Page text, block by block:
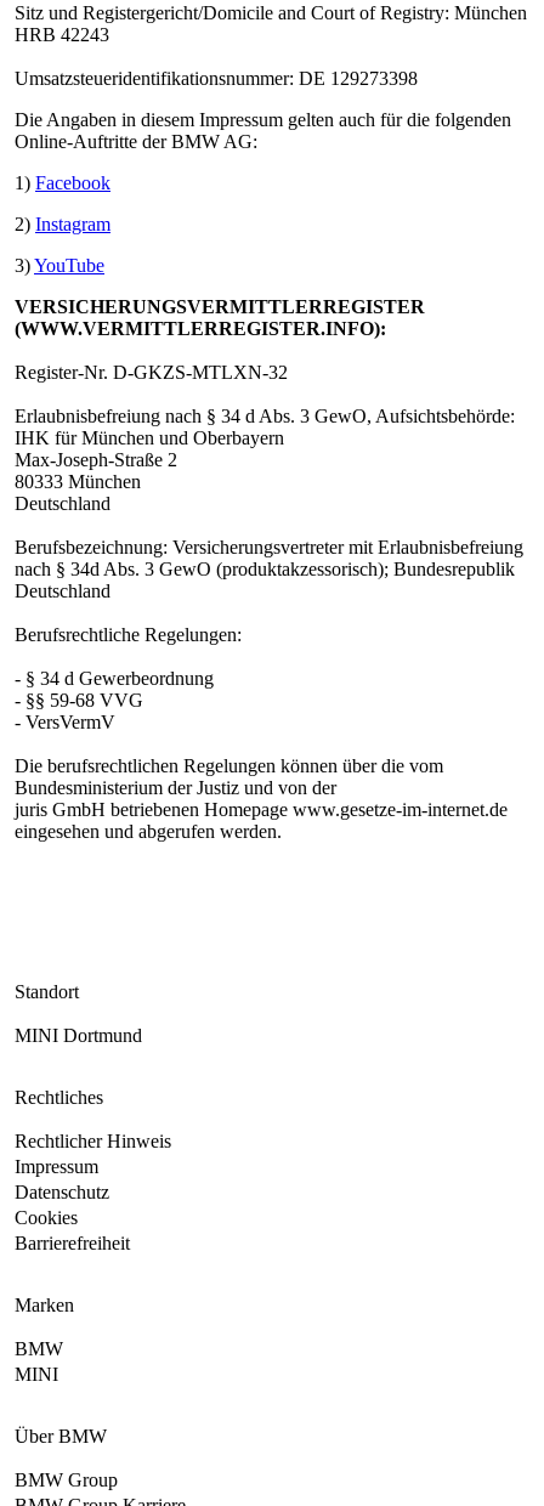
Sitz und Registergericht/Domicile and Court of Registry: München
HRB 42243
Umsatzsteueridentifikationsnummer: DE 129273398
Die Angaben in diesem Impressum gelten auch für die folgenden
Online-Auftritte der BMW AG:
1) Facebook
2) Instagram
3)YouTube
VERSICHERUNGSVERMITTLERREGISTER
(WWW.VERMITTLERREGISTER.INFO):
Register-Nr. D-GKZS-MTLXN-32
Erlaubnisbefreiung nach § 34 d Abs. 3 GewO, Aufsichtsbehörde:
IHK für München und Oberbayern
Max-Joseph-Straße 2
80333 München
Deutschland
Berufsbezeichnung: Versicherungsvertreter mit Erlaubnisbefreiung
nach § 34d Abs. 3 GewO (produktakzessorisch); Bundesrepublik
Deutschland
Berufsrechtliche Regelungen:
- § 34 d Gewerbeordnung
- §§ 59-68 VVG
- VersVermV
Die berufsrechtlichen Regelungen können über die vom
Bundesministerium der Justiz und von der
juris GmbH betriebenen Homepage www.gesetze-im-internet.de
eingesehen und abgerufen werden.